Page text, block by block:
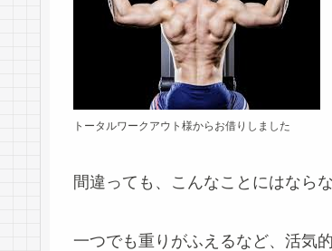
トータルワークアウト様からお借りしました
間違っても、こんなことにはなら
一つでも重りがふえるなど、活気的